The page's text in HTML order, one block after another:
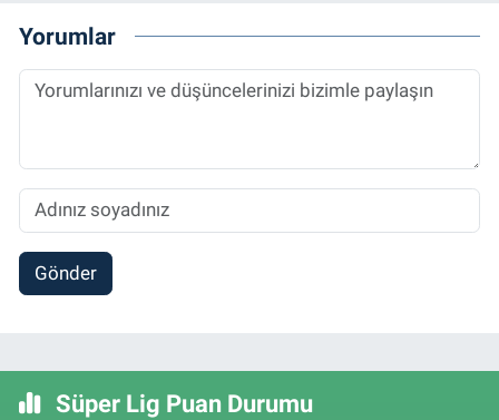
Yorumlar
Gönder
Süper Lig Puan Durumu